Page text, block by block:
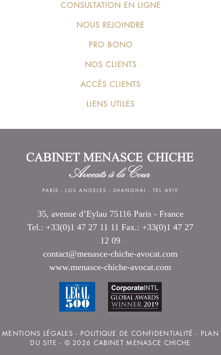
CONSULTATION EN LIGNE
NOUS REJOINDRE
PRO BONO
NOS CLIENTS
ACCÈS CLIENTS
LIENS UTILES
PARIS -LOS ANGELES -SHANGHAI - TEL AVIV
35, avenue d’Eylau 75116 Paris - France
Tel.: +33(0)1 47 27 11 11 Fax.: +33(0)1 47 27
12 09
contact@menasce-chiche-avocat.com
www.menasce-chiche-avocat.com
MENTIONS LÉGALES - POLITIQUE DE CONFIDENTIALITÉ - PLAN
DU SITE - © 2026 CABINET MENASCE CHICHE